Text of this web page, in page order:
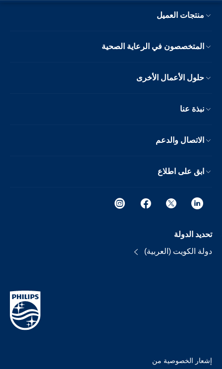
منتجات العميل
المتخصصون في الرعاية الصحية
حلول الأعمال الأخرى
نبذة عنا
الاتصال والدعم
ابق على اطلاع
تحديد الدولة
دولة الكويت (العربية)
إشعار الخصوصية من